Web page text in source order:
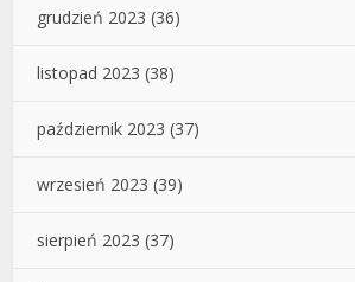
grudzień 2023 (36)
listopad 2023 (38)
październik 2023 (37)
wrzesień 2023 (39)
sierpień 2023 (37)